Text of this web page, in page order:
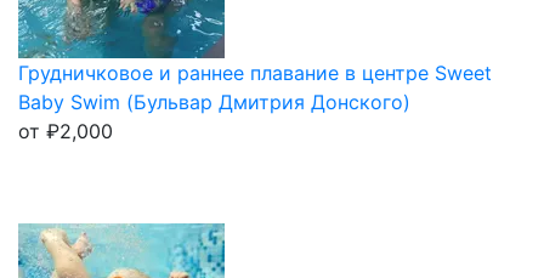
Грудничковое и раннее плавание в центре Sweet
Baby Swim (Бульвар Дмитрия Донского)
от ₽2,000